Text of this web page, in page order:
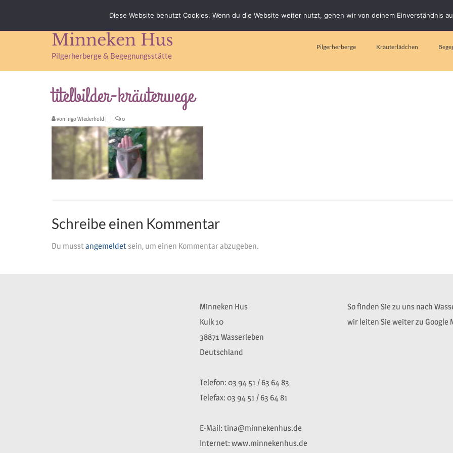
Minneken Hus
Pilgerherberge & Begegnungsstätte
Pilgerherberge Kräuterlädchen
titelbilder-kräuterwege
von Ingo Wiederhold | | 0
Schreibe einen Kommentar
Du musstangemeldetsein, um einen Kommentar abzugeben.
Minneken Hus
Kulk 10
38871 Wasserleben
Deutschland
Telefon: 03 94 51 / 63 64 83
Telefax: 03 94 51 / 63 64 81
E-Mail: tina@minnekenhus.de
Internet: www.minnekenhus.de
So finden Sie zu uns nach
wir leiten Sie weiter zu Google
Diese Website benutzt Cookies. Wenn du die Website weiter nutzt, gehen wir von deinem Einverständnis